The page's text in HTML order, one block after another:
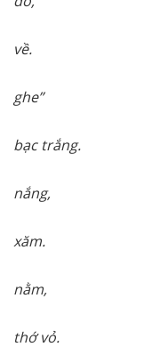
về.
ghe”
bạc trắng.
nắng,
xăm.
nằm,
thớ vỏ.